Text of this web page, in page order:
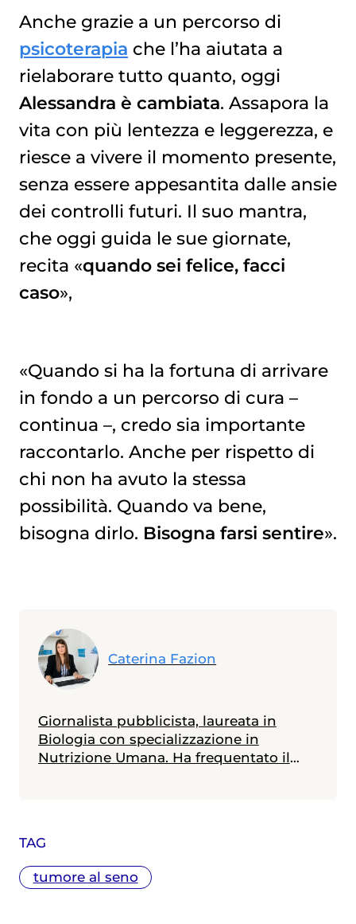
TAG
tumore al seno
Anche grazie a un percorso di
psicoterapia che l’ha aiutata a
rielaborare tutto quanto, oggi
Alessandra è cambiata. Assapora la
vita con più lentezza e leggerezza, e
riesce a vivere il momento presente,
senza essere appesantita dalle ansie
dei controlli futuri. Il suo mantra,
che oggi guida le sue giornate,
recita «quando sei felice, facci
caso»,
«Quando si ha la fortuna di arrivare
in fondo a un percorso di cura –
continua –, credo sia importante
raccontarlo. Anche per rispetto di
chi non ha avuto la stessa
possibilità. Quando va bene,
bisogna dirlo. Bisogna farsi sentire».
Caterina Fazion
Giornalista pubblicista, laureata in
Biologia con specializzazione in
Nutrizione Umana. Ha frequentato il
Sera. Scrive di medicina e salute,
specialmente in ambito materno-
infantile